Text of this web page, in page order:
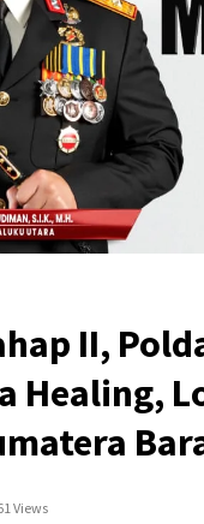
II,
Healing,
Views